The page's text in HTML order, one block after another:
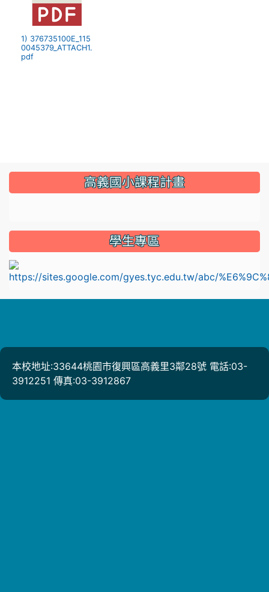
1) 376735100E_115
0045379_ATTACH1.
pdf
::: 高義國小課程計畫
學生專區
本校地址:33644桃園市復興區高義里3鄰28號 電話:03-
3912251 傳真:03-3912867